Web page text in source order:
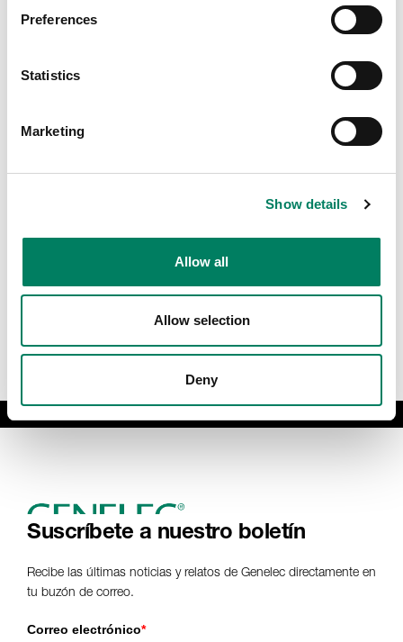
Preferences
Statistics
Marketing
Show details
Allow all
Allow selection
Deny
silencio
DESCARGAR SOFTWARE ›
Suscríbete a nuestro boletín
Recibe las últimas noticias y relatos de Genelec directamente en
tu buzón de correo.
Correo electrónico*